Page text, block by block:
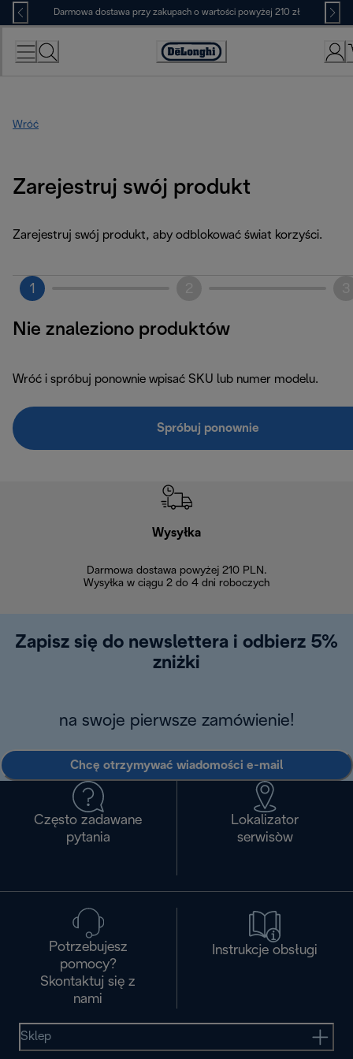
Skip
to
Content
Darmowa dostawa przy zakupach o wartości powyżej 210 zł
Deklaracja
Wróć
Zarejestruj swój produkt
Zarejestruj swój produkt, aby odblokować świat korzyści.
1
Nie znaleziono produktów
Wróć i spróbuj ponownie wpisać SKU lub numer modelu.
Spróbuj ponownie
Wysyłka
Darmowa dostawa powyżej 210 PLN.
Wysyłka w ciągu 2 do 4 dni roboczych
Zapisz się do newslettera i odbierz 5%
zniżki
na swoje pierwsze zamówienie!
Chcę otrzymywać wiadomości e-mail
Często zadawane
pytania
Lokalizator
serwisòw
Potrzebujesz
pomocy?
Skontaktuj się z
nami
Instrukcje obsługi
Sklep